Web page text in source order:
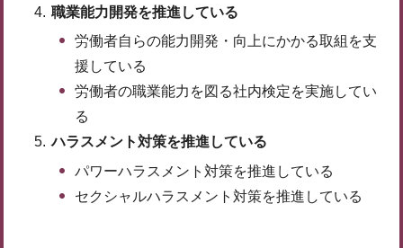
職業能力開発を推進している
労働者自らの能力開発・向上にかかる取組を支
援している
労働者の職業能力を図る社内検定を実施してい
る
ハラスメント対策を推進している
パワーハラスメント対策を推進している
セクシャルハラスメント対策を推進している